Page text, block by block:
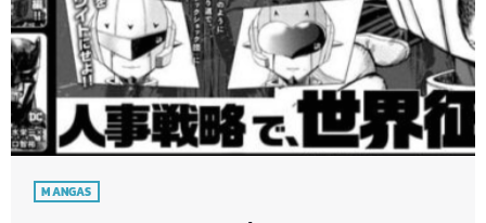
MANGAS